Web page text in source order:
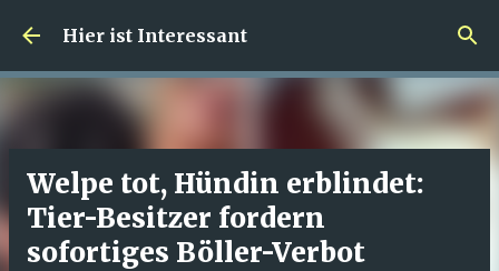
Direkt zum Hauptbereich
Hier ist Interessant
Welpe tot, Hündin erblindet:
Tier-Besitzer fordern
sofortiges Böller-Verbot